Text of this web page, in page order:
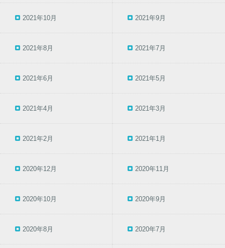
2021年10月 2021年9月
2021年8月 2021年7月
2021年6月 2021年5月
2021年4月 2021年3月
2021年2月 2021年1月
2020年12月 2020年11月
2020年10月 2020年9月
2020年8月 2020年7月